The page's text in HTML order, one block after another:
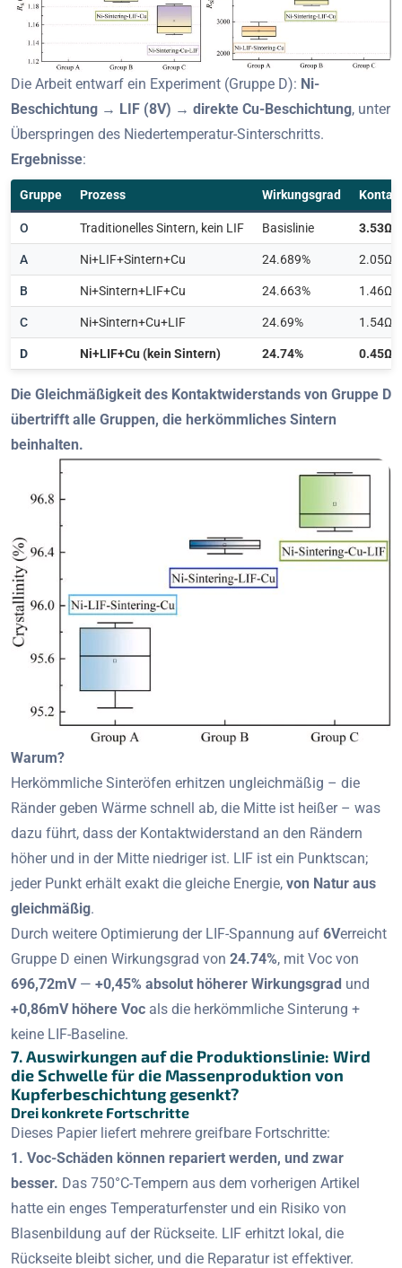
Die Arbeit entwarf ein Experiment (Gruppe D): Ni-
Beschichtung → LIF (8V) → direkte Cu-Beschichtung, unter
Überspringen des Niedertemperatur-Sinterschritts.
Ergebnisse:
Gruppe Prozess Wirkungsgrad
O Traditionelles Sintern, kein LIF Basislinie 3.53Ω
A Ni+LIF+Sintern+Cu 24.689% 2.05Ω
B Ni+Sintern+LIF+Cu 24.663% 1.46Ω
C Ni+Sintern+Cu+LIF 24.69% 1.54Ω
D Ni+LIF+Cu (kein Sintern) 24.74% 0.45Ω
Die Gleichmäßigkeit des Kontaktwiderstands von Gruppe D
übertrifft alle Gruppen, die herkömmliches Sintern
beinhalten.
Warum?
Herkömmliche Sinteröfen erhitzen ungleichmäßig – die
Ränder geben Wärme schnell ab, die Mitte ist heißer – was
dazu führt, dass der Kontaktwiderstand an den Rändern
höher und in der Mitte niedriger ist. LIF ist ein Punktscan;
jeder Punkt erhält exakt die gleiche Energie, von Natur aus
gleichmäßig.
Durch weitere Optimierung der LIF-Spannung auf 6Verreicht
Gruppe D einen Wirkungsgrad von 24.74%, mit Voc von
696,72mV— +0,45% absolut höherer Wirkungsgrad und
+0,86mV höhere Voc als die herkömmliche Sinterung +
keine LIF-Baseline.
7. Auswirkungen auf die Produktionslinie: Wird
die Schwelle für die Massenproduktion von
Kupferbeschichtung gesenkt?
Drei konkrete Fortschritte
Dieses Papier liefert mehrere greifbare Fortschritte:
1. Voc-Schäden können repariert werden, und zwar
besser. Das 750°C-Tempern aus dem vorherigen Artikel
hatte ein enges Temperaturfenster und ein Risiko von
Blasenbildung auf der Rückseite. LIF erhitzt lokal, die
Rückseite bleibt sicher, und die Reparatur ist effektiver.